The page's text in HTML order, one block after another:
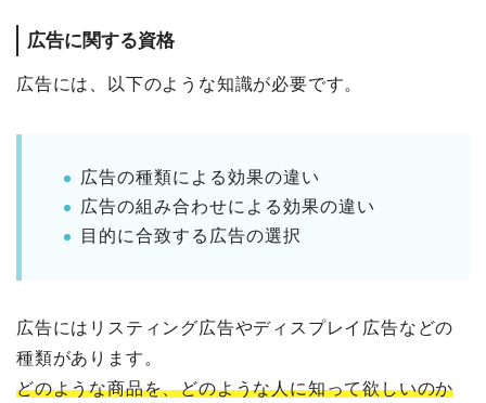
広告に関する資格
広告には、以下のような知識が必要です。
広告の種類による効果の違い
広告の組み合わせによる効果の違い
目的に合致する広告の選択
広告にはリスティング広告やディスプレイ広告などの
種類があります。
どのような商品を、どのような人に知って欲しいのか